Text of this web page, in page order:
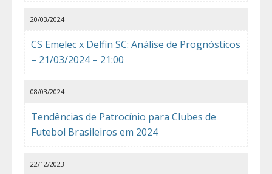
CS Emelec x Delfin SC: Análise de Prognósticos
– 21/03/2024 – 21:00
20/03/2024
Tendências de Patrocínio para Clubes de
Futebol Brasileiros em 2024
08/03/2024
22/12/2023